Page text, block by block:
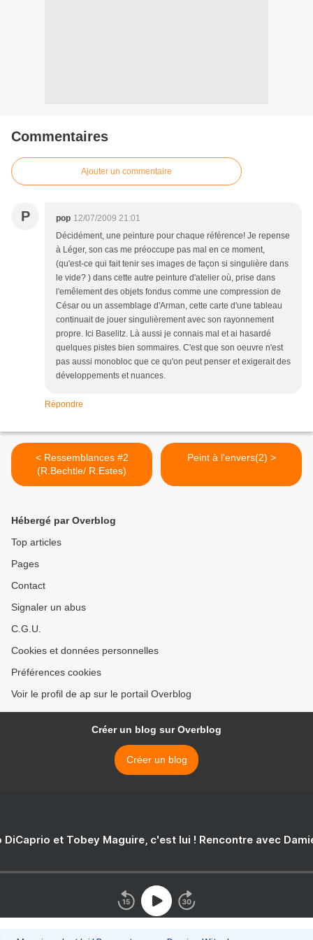
Commentaires
Ajouter un commentaire
P pop 12/07/2009 21:01
Décidément, une peinture pour chaque référence! Je repense
à Léger, son cas me préoccupe pas mal en ce moment,
(qu'est-ce qui fait tenir ses images de façon si singulière dans
le vide? ) dans cette autre peinture d'atelier où, prise dans
l'emêlement des objets fondus comme une compression de
César ou un assemblage d'Arman, cette carte d'une tableau
continuait de jouer singulièrement avec son rayonnement
propre. Ici Baselitz. Là aussi je connais mal et ai hasardé
quelques pistes bien sommaires. C'est que son oeuvre n'est
pas aussi monobloc que ce qu'on peut penser et exigerait des
développements et nuances.
Répondre
< Ressemblances #2
(R.Bechtle/ R.Estes)
Peint à l'envers(2) >
Hébergé par Overblog
Top articles
Pages
Contact
Signaler un abus
C.G.U.
Cookies et données personnelles
Préférences cookies
Voir le profil de ap sur le portail Overblog
Créer un blog sur Overblog
Créer un blog
DiCaprio et Tobey Maguire, c'est lui ! Rencontre avec